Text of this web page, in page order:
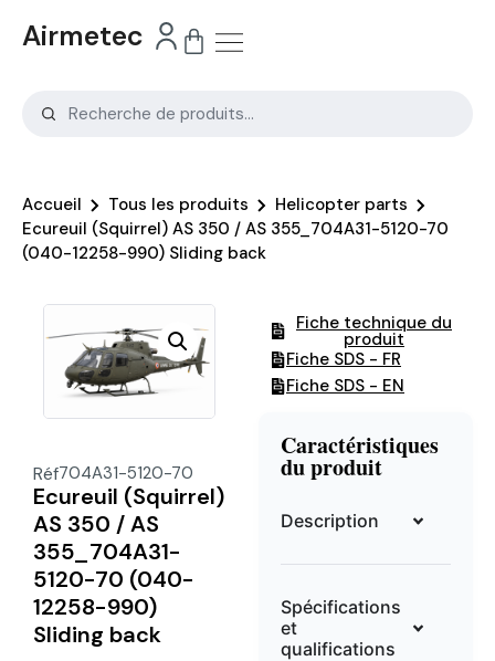
Airmetec
Accueil Tous les produits
Helicopter parts
Ecureuil (Squirrel) AS 350 / AS 355_704A31-5120-70
(040-12258-990) Sliding back
Réf704A31-5120-70
Ecureuil (Squirrel)
AS 350 / AS
355_704A31-
5120-70 (040-
12258-990)
Sliding back
Fiche technique du
produit
Fiche SDS - FR
Fiche SDS - EN
Caractéristiques
du produit
Description
Spécifications
et
qualifications